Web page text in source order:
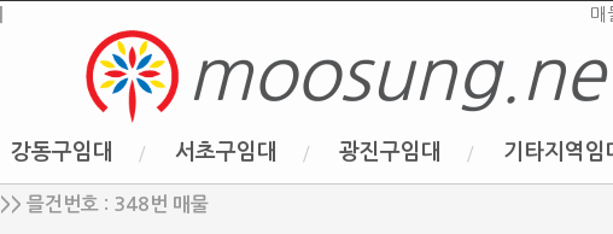
매
강동구임대 서초구임대 광진구임대 기타지역임
>> 믈건번호 : 348번 매물